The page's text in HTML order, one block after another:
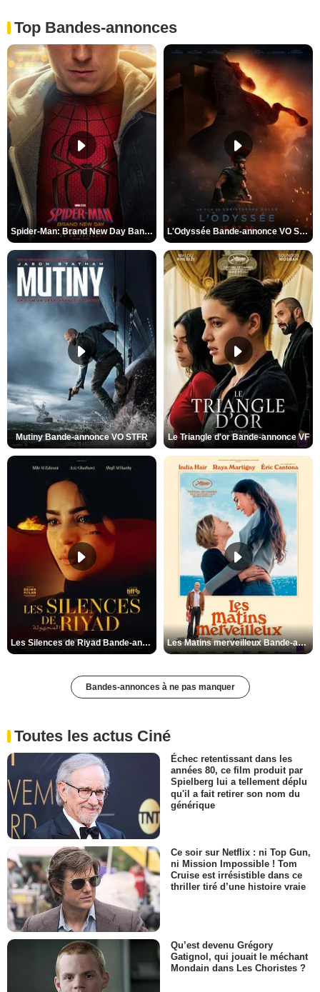
Top Bandes-annonces
Spider-Man: Brand New Day Bande-annonce VO STFR L'Odyssée Bande-annonce VO STFR
Mutiny Bande-annonce VO STFR Le Triangle d'or Bande-annonce VF
Les Silences de Riyad Bande-annonce VO STFR Les Matins merveilleux Bande-annonce VF
Bandes-annonces à ne pas manquer
Toutes les actus Ciné
Échec retentissant dans les
années 80, ce film produit par
Spielberg lui a tellement déplu
qu'il a fait retirer son nom du
générique
Ce soir sur Netflix : ni Top Gun,
ni Mission Impossible ! Tom
Cruise est irrésistible dans ce
thriller tiré d’une histoire vraie
Qu’est devenu Grégory
Gatignol, qui jouait le méchant
Mondain dans Les Choristes ?